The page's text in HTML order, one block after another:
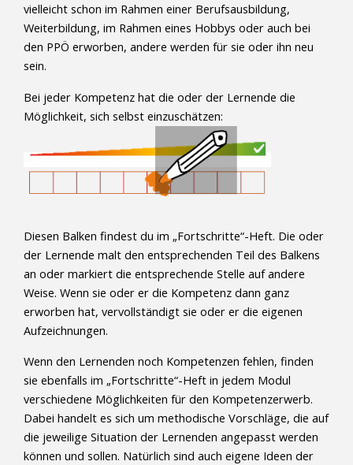
vielleicht schon im Rahmen einer Berufsausbildung,
Weiterbildung, im Rahmen eines Hobbys oder auch bei
den PPÖ erworben, andere werden für sie oder ihn neu
sein.
Bei jeder Kompetenz hat die oder der Lernende die
Möglichkeit, sich selbst einzuschätzen:
Diesen Balken findest du im „Fortschritte“-Heft. Die oder
der Lernende malt den entsprechenden Teil des Balkens
an oder markiert die entsprechende Stelle auf andere
Weise. Wenn sie oder er die Kompetenz dann ganz
erworben hat, vervollständigt sie oder er die eigenen
Aufzeichnungen.
Wenn den Lernenden noch Kompetenzen fehlen, finden
sie ebenfalls im „Fortschritte“-Heft in jedem Modul
verschiedene Möglichkeiten für den Kompetenzerwerb.
Dabei handelt es sich um methodische Vorschläge, die auf
die jeweilige Situation der Lernenden angepasst werden
können und sollen. Natürlich sind auch eigene Ideen der